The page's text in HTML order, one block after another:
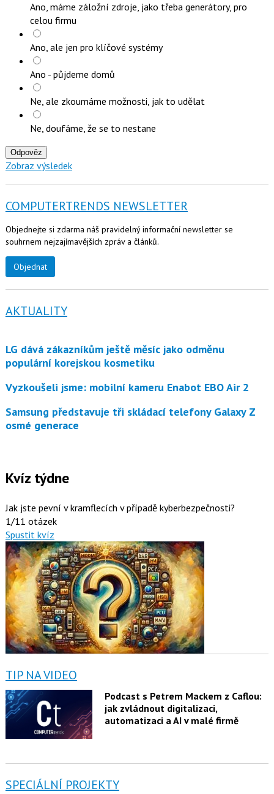
Ano, máme záložní zdroje, jako třeba generátory, pro
celou firmu
Ano, ale jen pro klíčové systémy
Ano - půjdeme domů
Ne, ale zkoumáme možnosti, jak to udělat
Ne, doufáme, že se to nestane
Odpověz
Zobraz výsledek
COMPUTERTRENDS NEWSLETTER
Objednejte si zdarma náš pravidelný informační newsletter se
souhrnem nejzajímavějších zpráv a článků.
Objednat
AKTUALITY
LG dává zákazníkům ještě měsíc jako odměnu
populární korejskou kosmetiku
Vyzkoušeli jsme: mobilní kameru Enabot EBO Air 2
Samsung představuje tři skládací telefony Galaxy Z
osmé generace
Kvíz týdne
Jak jste pevní v kramflecích v případě kyberbezpečnosti?
1/11 otázek
Spustit kvíz
TIP NA VIDEO
Podcast s Petrem Mackem z Caflou:
jak zvládnout digitalizaci,
automatizaci a AI v malé firmě
SPECIÁLNÍ PROJEKTY